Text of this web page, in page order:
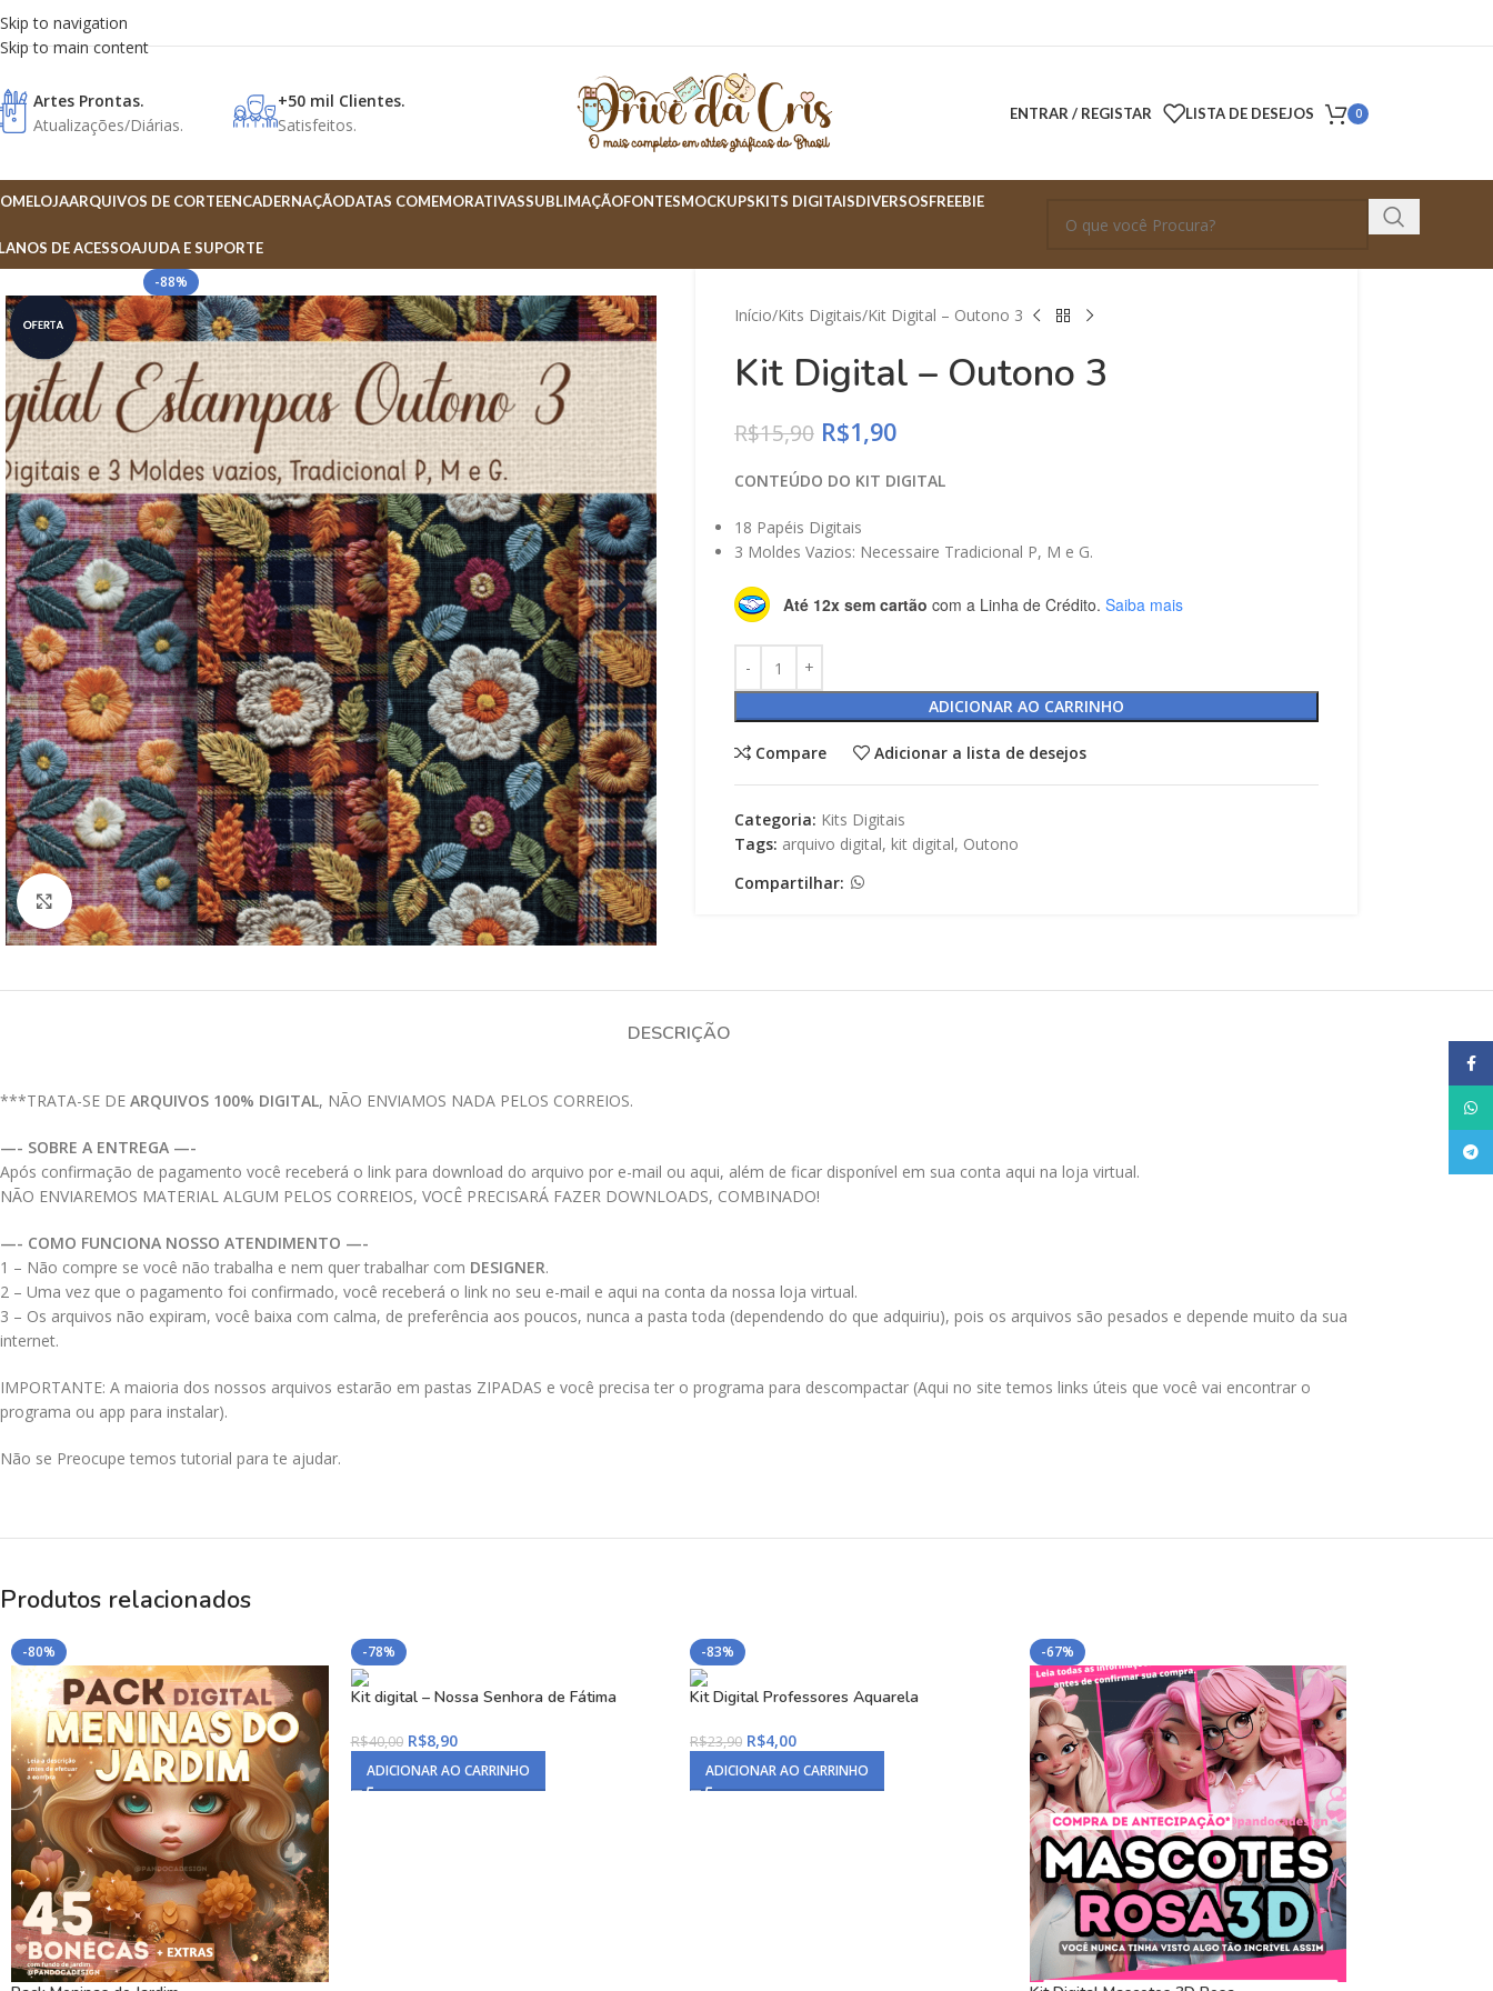
Skip to navigation
Skip to main content
Artes Prontas.
Atualizações/Diárias.
+50 mil Clientes.
Satisfeitos.
ENTRAR / REGISTAR LISTA DE DESEJOS 0
LOJAARQUIVOS DE CORTEENCADERNAÇÃODATAS COMEMORATIVASSUBLIMAÇÃOFONTESMOCKUPSKITS DIGITAISDIVERSOSFREEBIE
DE ACESSOAJUDA E SUPORTE
-88%
Click to enlarge
Início Kits Digitais Kit Digital – Outono 3
Kit Digital – Outono 3
R$15,90 R$1,90
CONTEÚDO DO KIT DIGITAL
18 Papéis Digitais
3 Moldes Vazios: Necessaire Tradicional P, M e G.
Até 12x sem cartão com a Linha de Crédito. Saiba mais
ADICIONAR AO CARRINHO
Compare Adicionar a lista de desejos
Categoria: Kits Digitais
Tags: arquivo digital, kit digital, Outono
Compartilhar:
DESCRIÇÃO
***TRATA-SE DE ARQUIVOS 100% DIGITAL, NÃO ENVIAMOS NADA PELOS CORREIOS.
—- SOBRE A ENTREGA —-
Após confirmação de pagamento você receberá o link para download do arquivo por e-mail ou aqui, além de ficar disponível em sua conta aqui na loja virtual.
NÃO ENVIAREMOS MATERIAL ALGUM PELOS CORREIOS, VOCÊ PRECISARÁ FAZER DOWNLOADS, COMBINADO!
—- COMO FUNCIONA NOSSO ATENDIMENTO —-
1 – Não compre se você não trabalha e nem quer trabalhar com DESIGNER.
2 – Uma vez que o pagamento foi confirmado, você receberá o link no seu e-mail e aqui na conta da nossa loja virtual.
3 – Os arquivos não expiram, você baixa com calma, de preferência aos poucos, nunca a pasta toda (dependendo do que adquiriu), pois os arquivos são pesados e depende muito da sua
internet.
IMPORTANTE: A maioria dos nossos arquivos estarão em pastas ZIPADAS e você precisa ter o programa para descompactar (Aqui no site temos links úteis que você vai encontrar o
programa ou app para instalar).
Não se Preocupe temos tutorial para te ajudar.
Produtos relacionados
-80% -78%
Kit digital – Nossa Senhora de Fátima
R$40,00 R$8,90
ADICIONAR AO CARRINHO
-83%
Kit Digital Professores Aquarela
R$23,90 R$4,00
ADICIONAR AO CARRINHO
-67%